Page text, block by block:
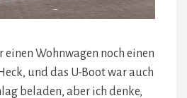
einen Wohnwagen noch einen
und das U-Boot war auch
beladen, aber ich denke,